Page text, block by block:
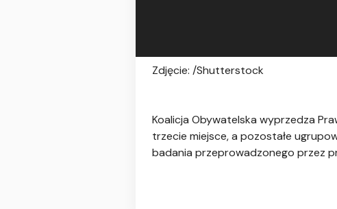
Zdjęcie: /Shutterstock
​Koalicja Obywatelska wyprzedza
trzecie miejsce, a pozostałe
badania przeprowadzonego przez